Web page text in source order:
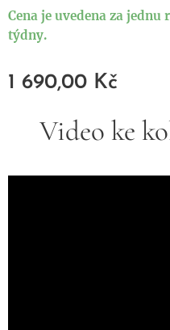
Cena je uvedena za
týdny.
1 690,00 Kč
Video ke